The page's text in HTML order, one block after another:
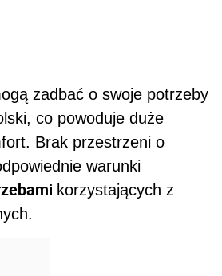
zadbać o swoje potrzeby
co powoduje duże
Brak przestrzeni o
warunki
korzystających z